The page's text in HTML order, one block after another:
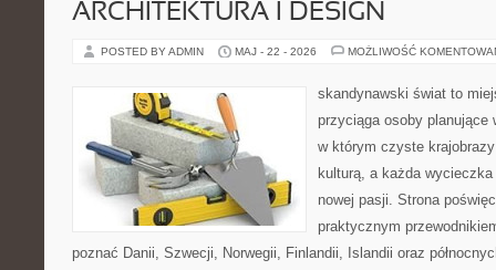
ARCHITEKTURA I DESIGN
POSTED BY ADMIN MAJ - 22 - 2026 MOŻLIWOŚĆ
skandynawski świat to
przyciąga osoby planujące
w którym czyste
kulturą, a każda
nowej pasji. Strona
praktycznym
poznać Danii, Szwecji, Norwegii, Finlandii, Islandii oraz